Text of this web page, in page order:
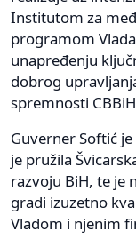
Institutom za
programom
unapređenju
dobrog
spremnosti
Guverner Softić
je pružila
razvoju BiH, te je
gradi izuzetno
Vladom i njenim